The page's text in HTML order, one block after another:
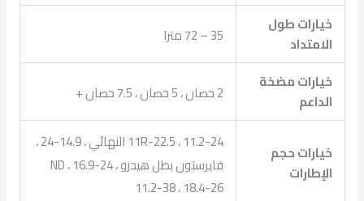
خيارات طول
الامتداد
35 – 72 مترا
خيارات مضخة
الداعم
2 حصان ، 5 حصان ، 7.5 حصان +
خيارات حجم
الإطارات
11.2-24 ، 11R-22.5 النهائي ، 14.9-24 ،
فايرستون بطل هيدرو ND ، 16.9-24 ،
11.2-38 ، 18.4-26